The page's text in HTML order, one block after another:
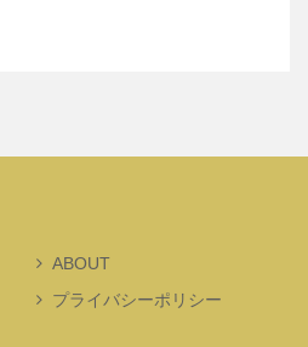
ABOUT
プライバシーポリシー